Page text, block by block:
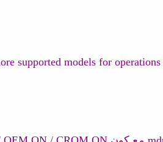
Added more supported models for